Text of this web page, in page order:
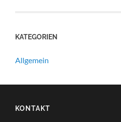
KATEGORIEN
Allgemein
KONTAKT